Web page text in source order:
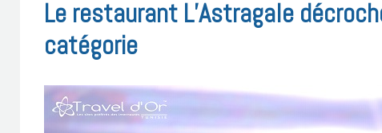
Le restaurant L’Astragale
catégorie